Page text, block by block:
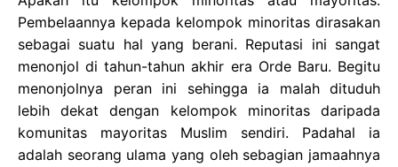
Pembelaannya kepada kelompok minoritas dirasakan
sebagai suatu hal yang berani. Reputasi ini sangat
menonjol di tahun-tahun akhir era Orde Baru. Begitu
menonjolnya peran ini sehingga ia malah dituduh
lebih dekat dengan kelompok minoritas daripada
komunitas mayoritas Muslim sendiri. Padahal ia
adalah seorang ulama yang oleh sebagian jamaahnya